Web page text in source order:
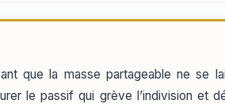
que la masse partageable ne se
le passif qui grève l’indivision et